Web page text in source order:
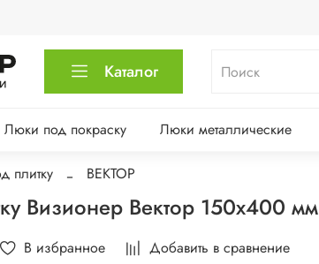
Каталог
Люки под покраску Люки металлические
плитку ВЕКТОР
Визионер Вектор 150х400 мм
В избранное Добавить в сравнение